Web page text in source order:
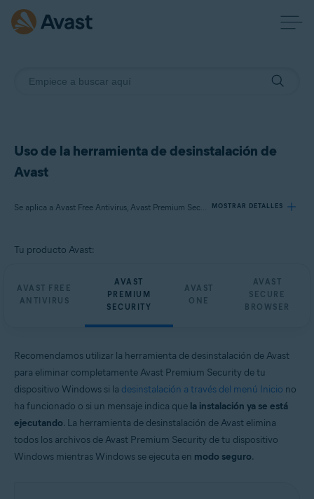
Uso de la herramienta de desinstalación de
Avast
Se aplica a Avast Free Antivirus, Avast Premium Security, Avast One, Avast Secure Browser MOSTRAR DETALLES
Avast Premium Security
Avast One
Tu producto Avast:
AVAST FREE
ANTIVIRUS
AVAST
PREMIUM
SECURITY
AVAST
ONE
AVAST
SECURE
BROWSER
Recomendamos utilizar la herramienta de desinstalación de Avast
para eliminar completamente Avast Premium Security de tu
dispositivo Windows si la desinstalación a través del menú Inicio no
ha funcionado o si un mensaje indica que la instalación ya se está
ejecutando. La herramienta de desinstalación de Avast elimina
todos los archivos de Avast Premium Security de tu dispositivo
Windows mientras Windows se ejecuta en modo seguro.